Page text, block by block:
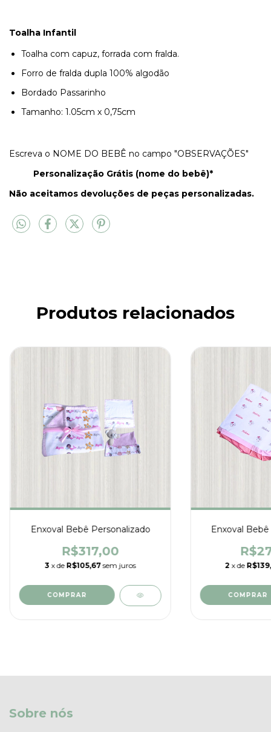
Toalha Infantil
Toalha com capuz, forrada com fralda.
Forro de fralda dupla 100% algodão
Bordado Passarinho
Tamanho: 1.05cm x 0,75cm
Escreva o NOME DO BEBÊ no campo "OBSERVAÇÕES"
Personalização Grátis (nome do bebê)*
Não aceitamos devoluções de peças personalizadas.
Produtos relacionados
Enxoval Bebê Personalizado
R$317,00
3 x de R$105,67 sem juros
Enxoval
2 x de
Sobre nós